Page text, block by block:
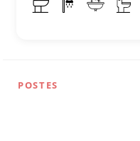
POSTES